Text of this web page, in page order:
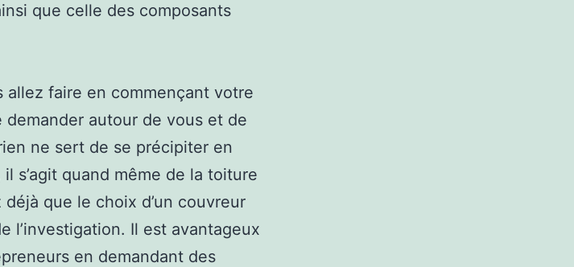
que celle des composants
allez faire en commençant votre
autour de vous et de
ne sert de se précipiter en
s’agit quand même de la toiture
que le choix d’un couvreur
l’investigation. Il est avantageux
en demandant des